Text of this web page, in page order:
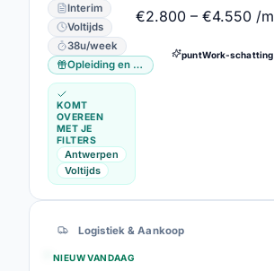
Interim
Voltijds
38u/week
Opleiding en vorming
KOMT
OVEREEN
MET JE
FILTERS
Antwerpen
Voltijds
€2.800 – €4.550 /m
puntWork-schatting
Logistiek & Aankoop
NIEUW VANDAAG